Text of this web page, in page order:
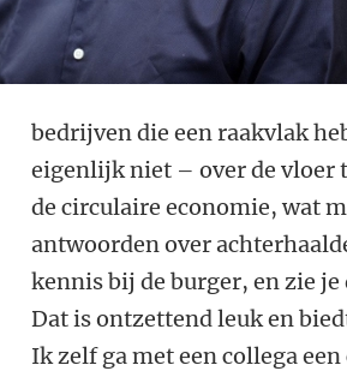
bedrijven die een raakvlak
eigenlijk niet – over de vloer
de circulaire economie, wat
antwoorden over
kennis bij de burger, en zie
Dat is ontzettend leuk en
Ik zelf ga met een collega